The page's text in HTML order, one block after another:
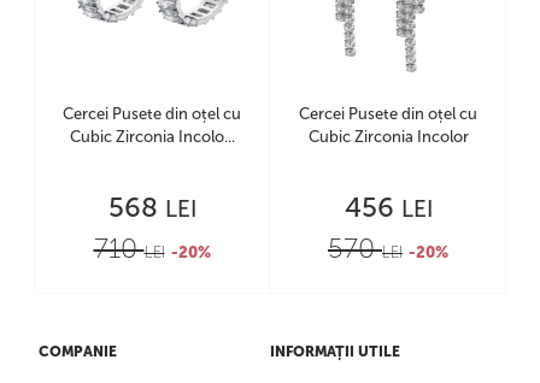
Cercei Pusete din oțel cu
Cubic Zirconia Incolo...
568 LEI
710LEI -20%
Cercei Pusete din oțel cu
Cubic Zirconia Incolor
456 LEI
570LEI -20%
COMPANIE INFORMAȚII UTILE